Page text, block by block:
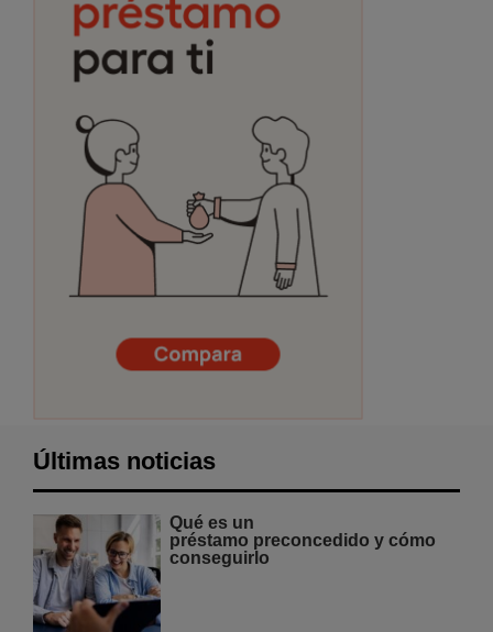
Últimas noticias
Qué es un
préstamo preconcedido y cómo
conseguirlo